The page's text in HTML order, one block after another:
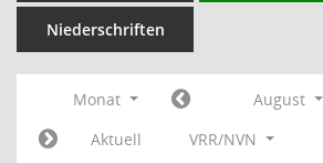
Niederschriften
Monat August
Aktuell
VRR/NVN